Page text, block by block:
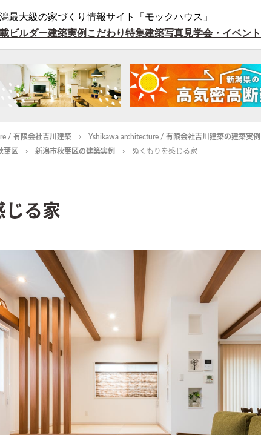
最大級の家づくり情報サイト「モックハウス」
ビルダー建築実例 こだわり特集建築写真見学会・イベント
/ 有限会社吉川建築 Yshikawa architecture / 有限会社吉川建築の建築実例
葉区 新潟市秋葉区の建築実例 ぬくもりを感じる家
じる家